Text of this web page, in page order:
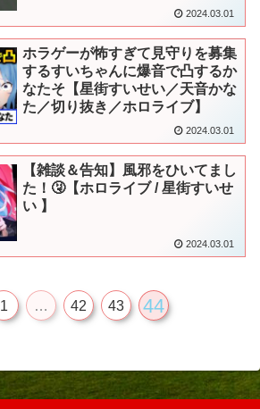
2024.03.01
ホラゲーが怖すぎて見守りを募集
するすいちゃんに爆音で凸するか
なたそ【星街すいせい／天音かな
た／切り抜き／ホロライブ】
2024.03.01
【雑談＆告知】風邪をひいてまし
た！🤧【ホロライブ / 星街すいせ
い 】
2024.03.01
1 … 42 43 44